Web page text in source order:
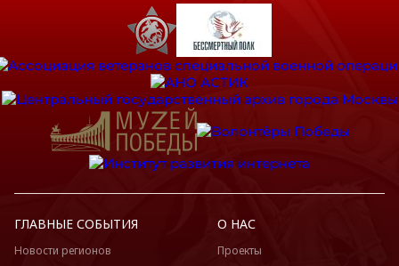
ГЛАВНЫЕ СОБЫТИЯ
Новости регионов
О НАС
Проекты